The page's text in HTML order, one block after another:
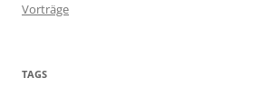
Vorträge
TAGS